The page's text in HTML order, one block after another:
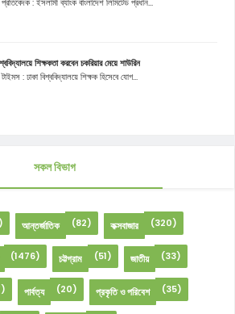
শিক্ষকতা করবেন চকরিয়ার মেয়ে শাউরিন
টাইমস : ঢাকা বিশ্ববিদ্যালয়ে শিক্ষক হিসেবে যোগ...
সকল বিভাগ
আন্তর্জাতিক (82) কক্সবাজার (320)
(1476) চট্টগ্রাম (51) জাতীয় (33)
পার্বত্য (20) প্রকৃতি ও পরিবেশ (35)